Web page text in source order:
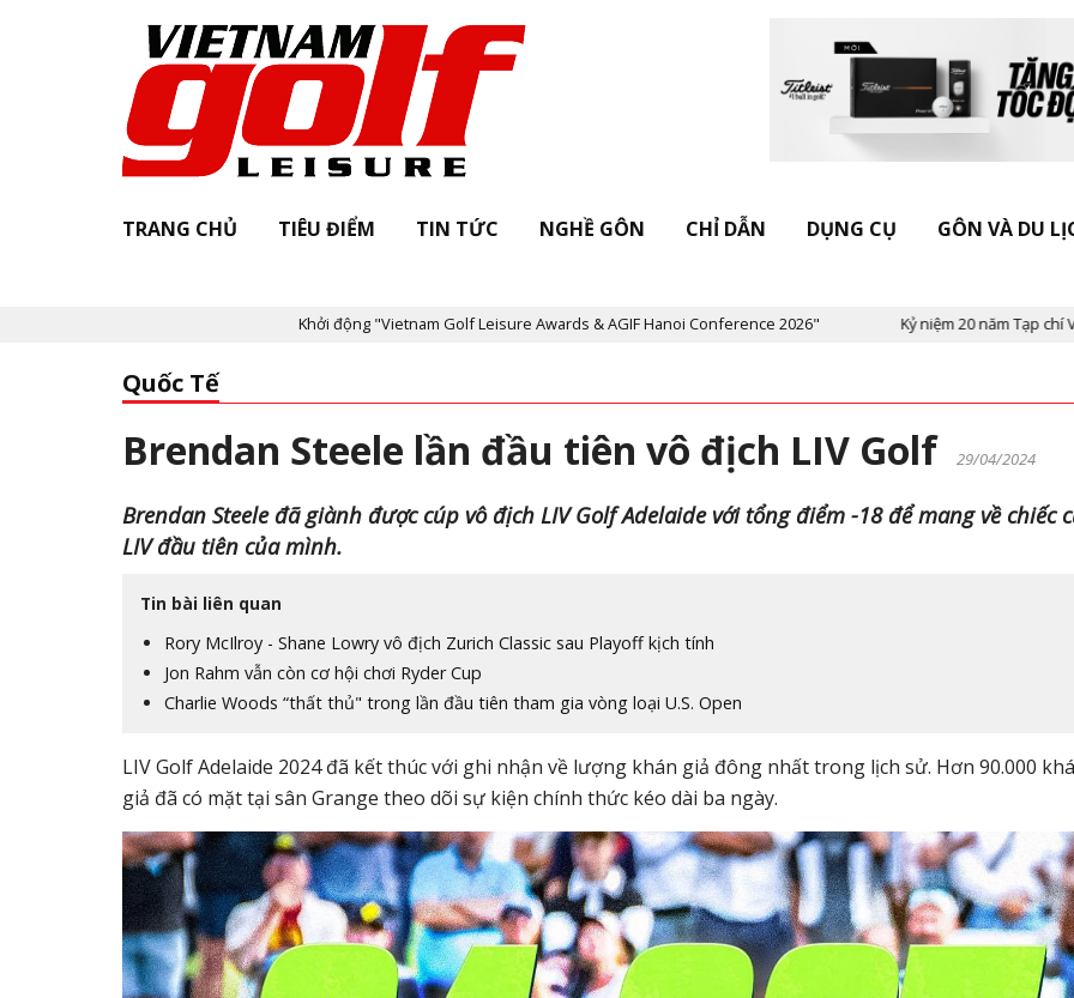
TRANG CHỦ TIÊU ĐIỂM TIN TỨC NGHỀ GÔN CHỈ DẪN DỤNG CỤ GÔN VÀ DU
Khởi động "Vietnam Golf Leisure Awards & AGIF Hanoi Conference 2026" Kỷ niệm 20 năm Tạp chí Vietnam Golf &
Quốc Tế
Brendan Steele lần đầu tiên vô địch LIV Golf 29/04/2024
Brendan Steele đã giành được cúp vô địch LIV Golf Adelaide với tổng điểm -18 để mang về chiếc
LIV đầu tiên của mình.
Tin bài liên quan
Rory McIlroy - Shane Lowry vô địch Zurich Classic sau Playoff kịch tính
Jon Rahm vẫn còn cơ hội chơi Ryder Cup
Charlie Woods “thất thủ" trong lần đầu tiên tham gia vòng loại U.S. Open
LIV Golf Adelaide 2024 đã kết thúc với ghi nhận về lượng khán giả đông nhất trong lịch sử. Hơn 90.000
giả đã có mặt tại sân Grange theo dõi sự kiện chính thức kéo dài ba ngày.